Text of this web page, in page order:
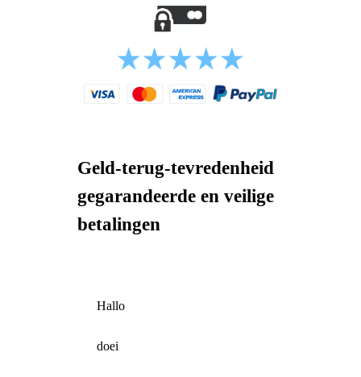
Geld-terug-tevredenheid
gegarandeerde en veilige
betalingen
Hallo
doei